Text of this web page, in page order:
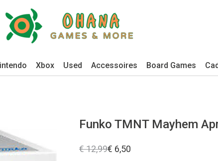
Xbox Used Accessoires Board Games
Funko TMNT Mayhem
€ 12,99€ 6,50